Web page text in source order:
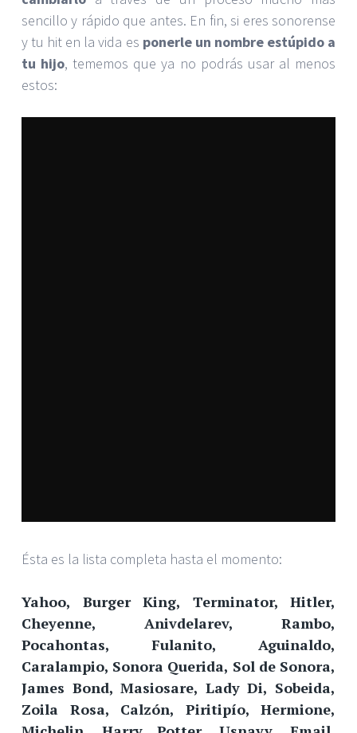
sencillo y rápido que antes. En fin, si eres sonorense
y tu hit en la vida es ponerle un nombre estúpido a
tu hijo, tememos que ya no podrás usar al menos
estos:
Ésta es la lista completa hasta el momento:
Yahoo, Burger King, Terminator, Hitler,
Cheyenne, Anivdelarev, Rambo,
Pocahontas, Fulanito, Aguinaldo,
Caralampio, Sonora Querida, Sol de Sonora,
James Bond, Masiosare, Lady Di, Sobeida,
Zoila Rosa, Calzón, Piritipío, Hermione,